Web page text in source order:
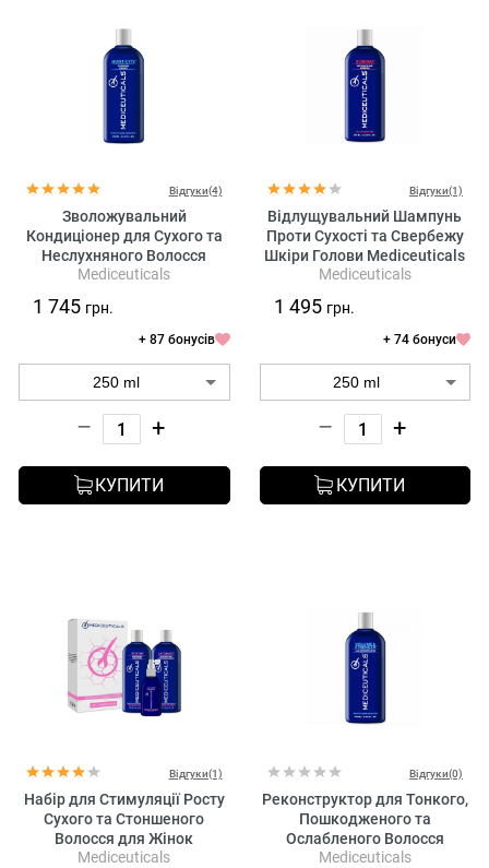
Відгуки(4)
Зволожувальний
Кондиціонер для Сухого та
Неслухняного Волосся
Mediceuticals Moist-Cyte
Mediceuticals
1 745 грн.
+ 87 бонусів
– +
КУПИТИ
Відгуки(1)
Відлущувальний Шампунь
Проти Сухості та Свербежу
Шкіри Голови Mediceuticals
X-Derma Shampoo
Mediceuticals
1 495 грн.
+ 74 бонуси
– +
КУПИТИ
Відгуки(1)
Набір для Стимуляції Росту
Сухого та Стоншеного
Волосся для Жінок
Mediceuticals Advanced Hair
Mediceuticals
Відгуки(0)
Реконструктор для Тонкого,
Пошкодженого та
Ослабленого Волосся
Mediceuticals Volume &
Mediceuticals